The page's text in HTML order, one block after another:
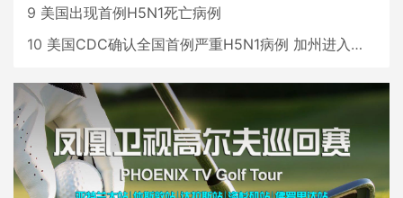
9 美国出现首例H5N1死亡病例
10 美国CDC确认全国首例严重H5N1病例 加州进入紧急状态